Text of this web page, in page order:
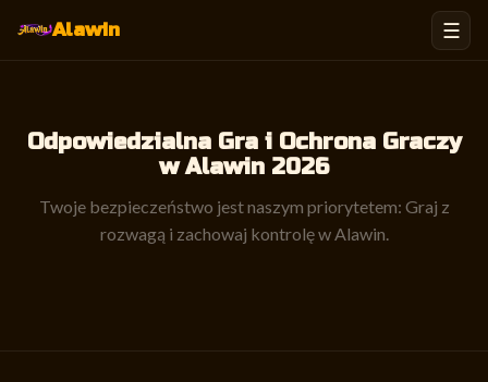
Alawin ☰
Odpowiedzialna Gra i Ochrona Graczy
w Alawin 2026
Twoje bezpieczeństwo jest naszym priorytetem: Graj z
rozwagą i zachowaj kontrolę w Alawin.